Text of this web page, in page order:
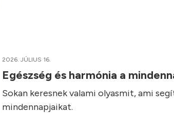
2026. JÚLIUS 16.
Egészség és harmónia a
Sokan keresnek valami olyasmit, ami
mindennapjaikat.